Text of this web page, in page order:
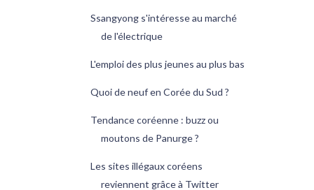
Ssangyong s'intéresse au marché
de l'électrique
L'emploi des plus jeunes au plus bas
Quoi de neuf en Corée du Sud ?
Tendance coréenne : buzz ou
moutons de Panurge ?
Les sites illégaux coréens
reviennent grâce à Twitter